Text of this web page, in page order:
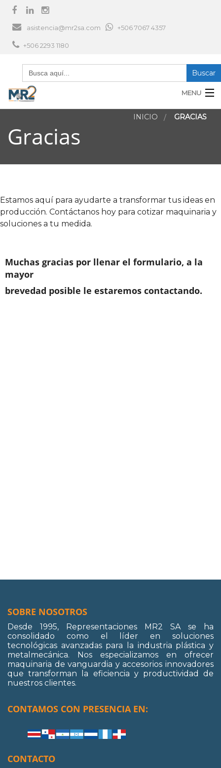
asistencia@mr2sa.com +506 7067 4357
+506 2293 1180
Search
for:
MENU
CONTÁCTENOS
Servicios
Noticias
Gracias
INICIO GRACIAS
Estamos aquí para ayudarte a transformar tus ideas en
producción. Contáctanos hoy para cotizar maquinaria y
soluciones a tu medida.
Muchas gracias por llenar el formulario, a la
mayor
brevedad posible le estaremos contactando.
SOBRE NOSOTROS
Desde 1995, Representaciones MR2 SA se ha
consolidado como el líder en soluciones
tecnológicas avanzadas para la industria plástica y
metalmecánica. Nos especializamos en ofrecer
maquinaria de vanguardia y accesorios innovadores
que transforman la eficiencia y productividad de
nuestros clientes.
CONTAMOS CON PRESENCIA EN:
CONTACTO